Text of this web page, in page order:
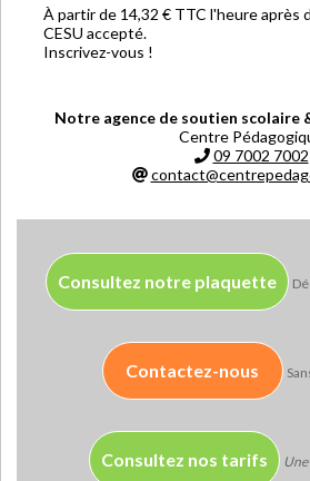
À partir de 14,32 € TTC l'heure après
CESU accepté.
Inscrivez-vous !
Notre agence de soutien scolaire
Centre
09 7002 7002
Consultez notre plaquette
Contactez-nous
Consultez nos tarifs